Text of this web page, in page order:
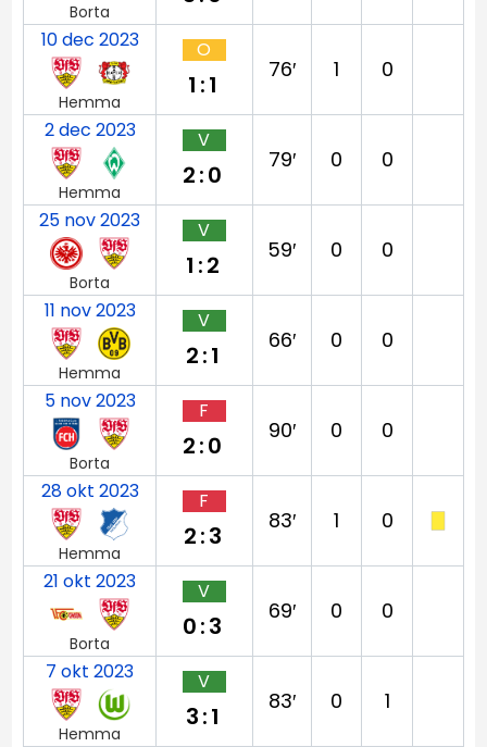
Borta
10 dec 2023
Hemma
O
1:1
76′ 1 0
2 dec 2023
Hemma
V
2:0
79′ 0 0
25 nov 2023
Borta
V
1:2
59′ 0 0
11 nov 2023
Hemma
V
2:1
66′ 0 0
5 nov 2023
Borta
F
2:0
90′ 0 0
28 okt 2023
Hemma
F
2:3
83′ 1 0
21 okt 2023
Borta
V
0:3
69′ 0 0
7 okt 2023
Hemma
V
3:1
83′ 0 1